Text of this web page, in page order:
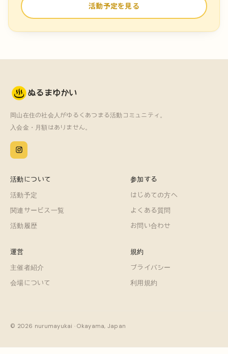
活動予定を見る
ぬるまゆかい
岡山在住の社会人がゆるくあつまる活動コミュニティ。
入会金・月額はありません。
活動について
活動予定
関連サービス一覧
活動履歴
参加する
はじめての方へ
よくある質問
お問い合わせ
運営
主催者紹介
会場について
規約
プライバシー
利用規約
© 2026 nurumayukai · Okayama, Japan